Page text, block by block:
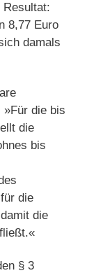
Resultat:
8,77 Euro
damals
»Für die bis
die
bis
die
die
§ 3